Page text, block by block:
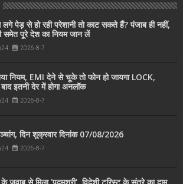
पेड़ से हो रही परेशानी तो काट सकते हैं? पंजाब ही नहीं,
समेत पूरे देश का नियम जान लें
2026-8-7
नियम, EMI देने से चूके तो फोन हो जायगा LOCK,
इतनी देर में होगा अनलॉक
2026-8-7
दिन शुक्रवार दिनांक 07/08/2026
2026-8-7